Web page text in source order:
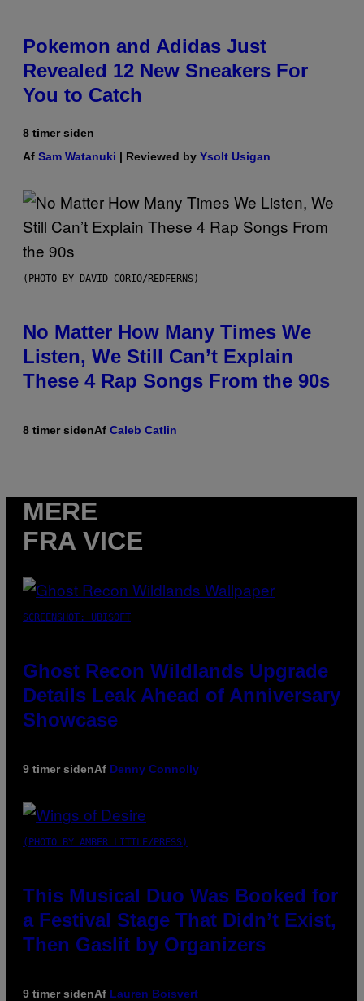
Pokemon and Adidas Just
Revealed 12 New Sneakers For
You to Catch
8 timer siden
Af Sam Watanuki | Reviewed by Ysolt Usigan
(PHOTO BY DAVID CORIO/REDFERNS)
No Matter How Many Times We
Listen, We Still Can’t Explain
These 4 Rap Songs From the 90s
8 timer sidenAf Caleb Catlin
MERE
FRA VICE
SCREENSHOT: UBISOFT
Ghost Recon Wildlands Upgrade
Details Leak Ahead of Anniversary
Showcase
9 timer sidenAf Denny Connolly
(PHOTO BY AMBER LITTLE/PRESS)
This Musical Duo Was Booked for
a Festival Stage That Didn’t Exist,
Then Gaslit by Organizers
9 timer sidenAf Lauren Boisvert